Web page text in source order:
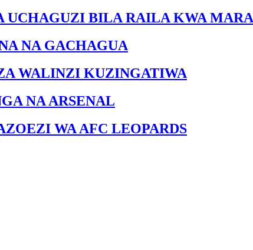
BILA RAILA KWA
NA GACHAGUA
WALINZI KUZINGATIWA
NA ARSENAL
WA AFC LEOPARDS